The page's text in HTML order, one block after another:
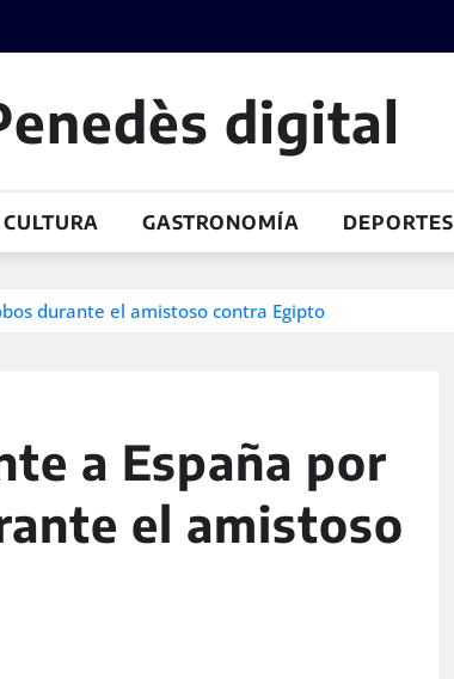
digital
CULTURA GASTRONOMÍA DEPORTES
durante el amistoso contra Egipto
a España por
el amistoso